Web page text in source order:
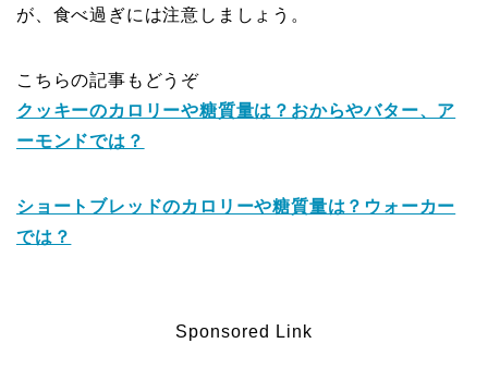
が、食べ過ぎには注意しましょう。
こちらの記事もどうぞ
クッキーのカロリーや糖質量は？おからやバター、ア
ーモンドでは？
ショートブレッドのカロリーや糖質量は？ウォーカー
では？
Sponsored Link